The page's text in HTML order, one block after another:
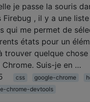
je passe la souris
Firebug , il y a une
qui me permet de
états pour un
trouver quelque
Chrome. Suis-je en …
css google-chrome
chrome-devtools